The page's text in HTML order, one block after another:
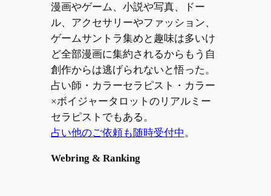
漫画やゲーム、小説や写真、ドー
ル、アクセサリーやファッション、
ゲームサントラ集めと趣味は多いけ
ど全部漫画に集約されるからもう自
創作からは逃げられないと悟った。
占い師・カラーセラピスト・カラー
×ボイジャータロットのリアルミー
セラピストでもある。
占い他のご依頼も随時受付中 。
Webring & Ranking